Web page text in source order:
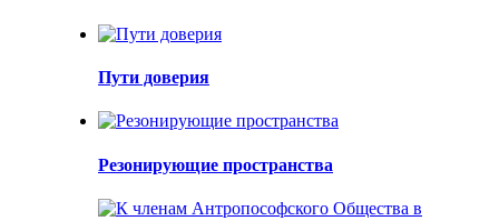
Пути доверия
Резонирующие пространства